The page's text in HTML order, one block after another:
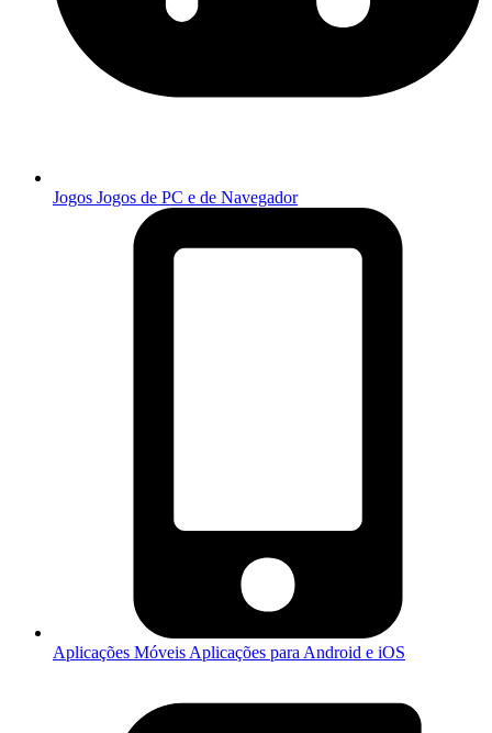
Jogos Jogos de PC e de Navegador
Aplicações Móveis Aplicações para Android e iOS